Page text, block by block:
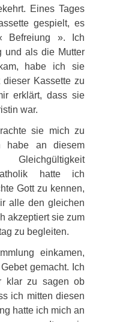
Eines Tages
gespielt, es
Befreiung ». Ich
und als die Mutter
habe ich sie
Kassette zu
erklärt, dass sie
war.
sie mich zu
habe an diesem
hatte ich
Gott zu kennen,
alle den gleichen
akzeptiert sie zum
zu begleiten.
einkamen,
gemacht. Ich
klar zu sagen ob
ich mitten diesen
hatte ich mich an